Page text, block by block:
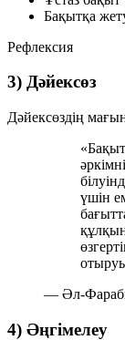
Бақытқа
Рефлексия
3) Дәйексөз
Дәйексөздің
үшін
— Әл-
4) Әңгімелеу